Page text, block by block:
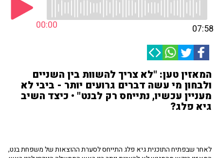
00:00 07:58
המאזין טען: "לא צריך להשוות בין השניים
ולבחון מי עשה דברים גרועים יותר - ביבי לא
מעניין עכשיו, נתייחס רק לבנט" • כיצד השיב
גיא פלג?
לאחר שבפתיח התוכנית גיא פלג התייחס לסערת ההוצאות של משפחת בנט,